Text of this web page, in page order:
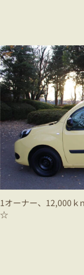
1オーナー、12,000ｋ
☆